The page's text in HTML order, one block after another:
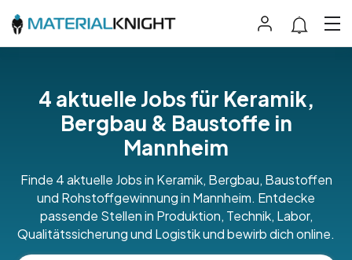
4 aktuelle Jobs für Keramik,
Bergbau & Baustoffe in
Mannheim
Finde 4 aktuelle Jobs in Keramik, Bergbau, Baustoffen
und Rohstoffgewinnung in Mannheim. Entdecke
passende Stellen in Produktion, Technik, Labor,
Qualitätssicherung und Logistik und bewirb dich online.